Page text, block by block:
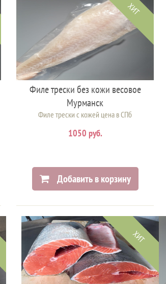
ХИТ
Филе трески без кожи весовое
Мурманск
Филе трески с кожей цена в СПб
1050 руб.
Добавить в корзину
ХИТ